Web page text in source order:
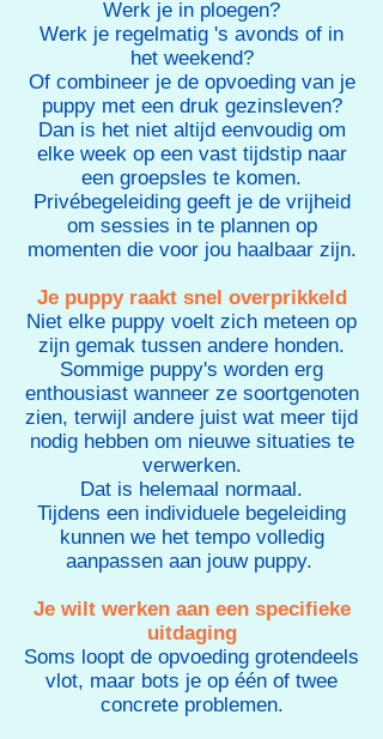
Werk je in ploegen?
Werk je regelmatig 's avonds of in
het weekend?
Of combineer je de opvoeding van je
puppy met een druk gezinsleven?
Dan is het niet altijd eenvoudig om
elke week op een vast tijdstip naar
een groepsles te komen.
Privébegeleiding geeft je de vrijheid
om sessies in te plannen op
momenten die voor jou haalbaar zijn.
Je puppy raakt snel overprikkeld
Niet elke puppy voelt zich meteen op
zijn gemak tussen andere honden.
Sommige puppy's worden erg
enthousiast wanneer ze soortgenoten
zien, terwijl andere juist wat meer tijd
nodig hebben om nieuwe situaties te
verwerken.
Dat is helemaal normaal.
Tijdens een individuele begeleiding
kunnen we het tempo volledig
aanpassen aan jouw puppy.
Je wilt werken aan een specifieke
uitdaging
Soms loopt de opvoeding grotendeels
vlot, maar bots je op één of twee
concrete problemen.